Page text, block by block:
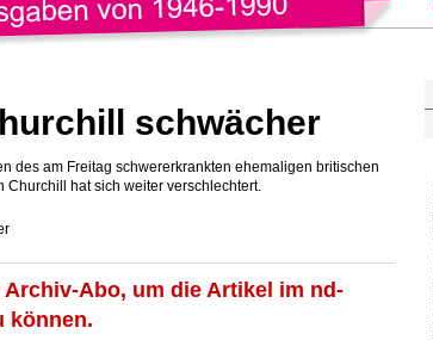
schwächer
des am Freitag schwererkrankten ehemaligen britischen
Churchill hat sich weiter verschlechtert.
Abo, um die Artikel im nd-
können.